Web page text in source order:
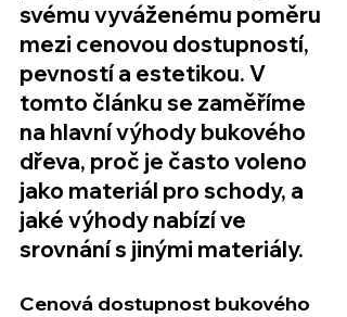
svému vyváženému poměru
mezi cenovou dostupností,
pevností a estetikou. V
tomto článku se zaměříme
na hlavní výhody bukového
dřeva, proč je často voleno
jako materiál pro schody, a
jaké výhody nabízí ve
srovnání s jinými materiály.
Cenová dostupnost bukového